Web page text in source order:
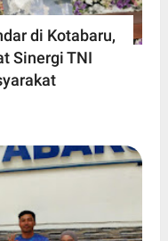
di Kotabaru,
Sinergi TNI